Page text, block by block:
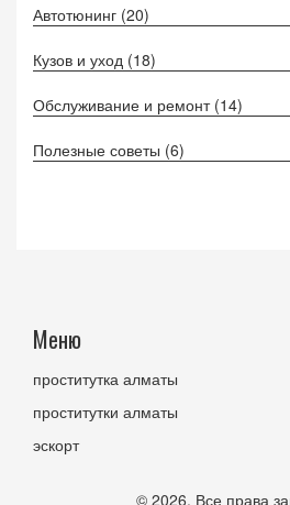
Автотюнинг (20)
Кузов и уход (18)
Обслуживание и ремонт (14)
Полезные советы (6)
Меню
проститутка алматы
проститутки алматы
эскорт
© 2026. Все права